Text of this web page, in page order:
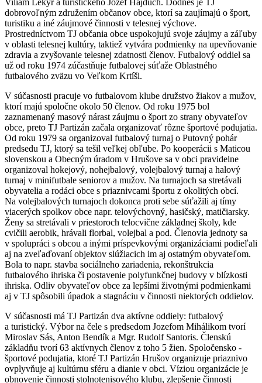
dobrovoľným združením občanov obce, ktorí sa zaujímajú o šport,
turistiku a iné záujmové činnosti v telesnej výchove.
Prostredníctvom TJ občania obce uspokojujú svoje záujmy a záľuby
v oblasti telesnej kultúry, taktiež vytvára podmienky na upevňovanie
zdravia a zvyšovanie telesnej zdatnosti členov. Futbalový oddiel sa
už od roku 1974 zúčastňuje futbalovej súťaže Oblastného
futbalového zväzu vo Veľkom Krtíši.
V súčasnosti pracuje vo futbalovom klube družstvo žiakov a mužov,
ktorí majú spoločne okolo 50 členov. Od roku 1975 bol
zaznamenaný masový nárast záujmu o šport zo strany obyvateľov
obce, preto TJ Partizán začala organizovať rôzne športové podujatia.
Od roku 1979 sa organizoval futbalový turnaj o Putovný pohár
predsedu TJ, ktorý sa tešil veľkej obľube. Po kooperácii s Maticou
slovenskou a Obecným úradom v Hrušove sa v obci pravidelne
organizoval hokejový, nohejbalový, volejbalový turnaj a halový
turnaj v minifutbale seniorov a mužov. Na turnajoch sa stretávali
obyvatelia a rodáci obce s priaznivcami športu z okolitých obcí.
Na volejbalových turnajoch dokonca proti sebe súťažili aj tímy
viacerých spolkov obce napr. telovýchovný, hasičský, matičiarsky.
Ženy sa stretávali v priestoroch telocvične základnej školy, kde
cvičili aerobik, hrávali florbal, volejbal a pod. Členovia jednoty sa
v spolupráci s obcou a inými príspevkovými organizáciami podieľali
aj na zveľaďovaní objektov slúžiacich im aj ostatným obyvateľom.
Bola to napr. stavba sociálneho zariadenia, rekonštrukcia
futbalového ihriska či postavenie polyfunkčnej budovy v blízkosti
ihriska. Odliv obyvateľov obce za lepšími životnými podmienkami
aj v TJ spôsobili úpadok a stagnáciu v činnosti niektorých oddielov.
V súčasnosti má TJ Partizán dva aktívne oddiely: futbalový
a turistický. Výbor na čele s predsedom Jozefom Mihálikom tvorí
Miroslav Sás, Anton Bendík a Mgr. Rudolf Santoris. Členskú
základňu tvorí 63 aktívnych členov z toho 5 žien. Spoločensko -
športové podujatia, ktoré TJ Partizán Hrušov organizuje priaznivo
ovplyvňuje aj kultúrnu sféru a dianie v obci. Víziou organizácie je
obnovenie činnosti stolnotenisového klubu, zlepšenie činnosti